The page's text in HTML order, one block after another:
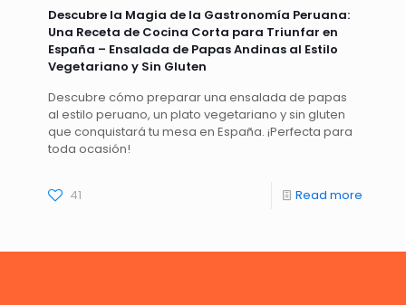
Descubre la Magia de la Gastronomía Peruana:
Una Receta de Cocina Corta para Triunfar en
España – Ensalada de Papas Andinas al Estilo
Vegetariano y Sin Gluten
Descubre cómo preparar una ensalada de papas
al estilo peruano, un plato vegetariano y sin gluten
que conquistará tu mesa en España. ¡Perfecta para
toda ocasión!
41 Read more